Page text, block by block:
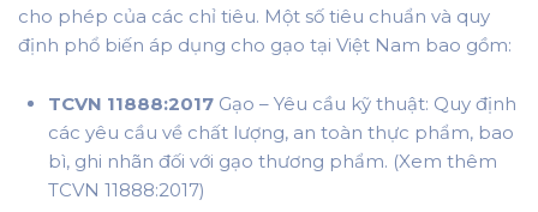
cho phép của các chỉ tiêu. Một số tiêu chuẩn và quy
định phổ biến áp dụng cho gạo tại Việt Nam bao gồm:
TCVN 11888:2017 Gạo – Yêu cầu kỹ thuật: Quy định
các yêu cầu về chất lượng, an toàn thực phẩm, bao
bì, ghi nhãn đối với gạo thương phẩm. (Xem thêm
TCVN 11888:2017)